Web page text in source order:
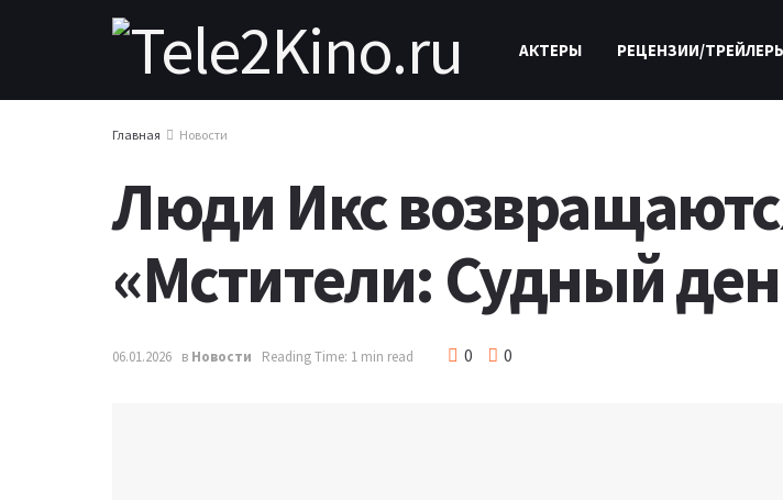
АКТЕРЫ РЕЦЕНЗИИ/
Главная Новости
Люди Икс
«Мстители: Судный
06.01.2026 в Новости Reading Time: 1 min read 0 0